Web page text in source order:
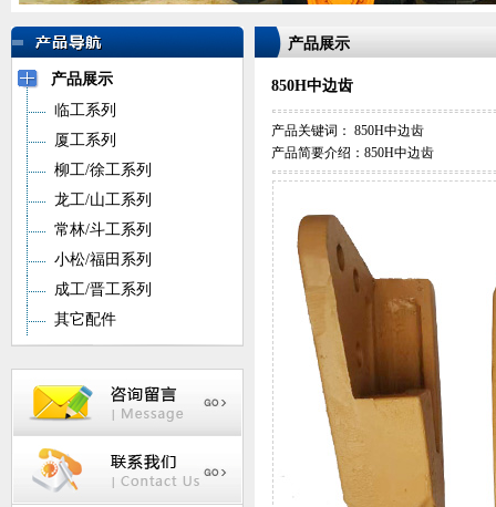
产品展示
临工系列
厦工系列
柳工/徐工系列
龙工/山工系列
常林/斗工系列
小松/福田系列
成工/晋工系列
其它配件
产品展示
850H中边齿
产品关键词：850H中边齿
产品简要介绍：850H中边齿